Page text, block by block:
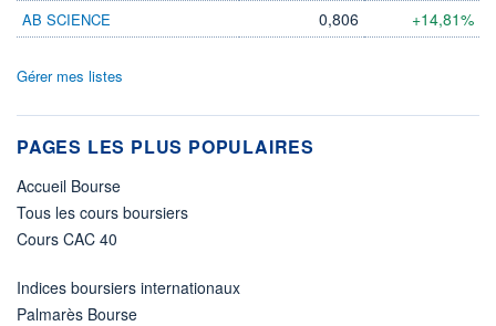
AB SCIENCE 0,806 +14,81%
Gérer mes listes
PAGES LES PLUS POPULAIRES
Accueil Bourse
Tous les cours boursiers
Cours CAC 40
Indices boursiers internationaux
Palmarès Bourse